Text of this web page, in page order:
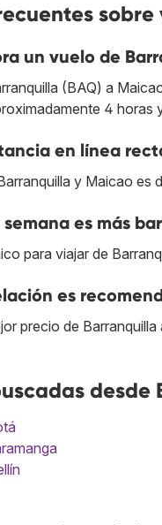
un vuelo de
(BAQ) a
4 horas
en línea
y Maicao es
es más
para viajar de
es
precio de